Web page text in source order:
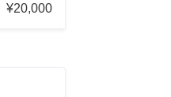
¥20,000